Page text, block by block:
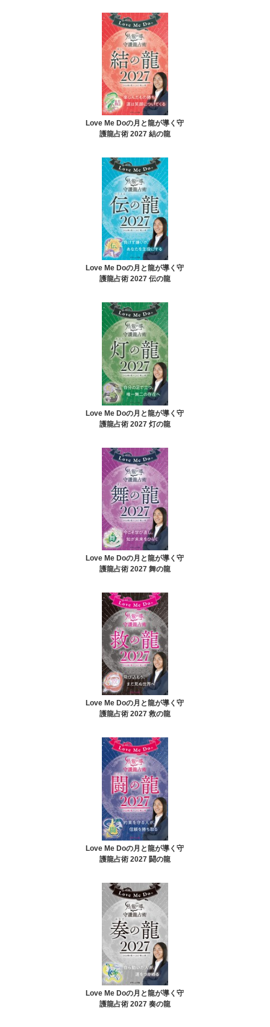
Love Me Doの月と龍が導く守
護龍占術 2027 結の龍
Love Me Doの月と龍が導く守
護龍占術 2027 伝の龍
Love Me Doの月と龍が導く守
護龍占術 2027 灯の龍
Love Me Doの月と龍が導く守
護龍占術 2027 舞の龍
Love Me Doの月と龍が導く守
護龍占術 2027 救の龍
Love Me Doの月と龍が導く守
護龍占術 2027 闘の龍
Love Me Doの月と龍が導く守
護龍占術 2027 奏の龍